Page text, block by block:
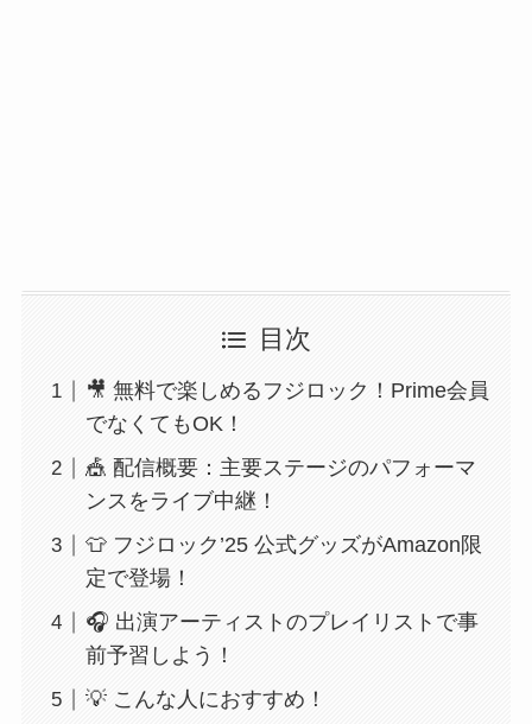
目次
🎥 無料で楽しめるフジロック！Prime会員
でなくてもOK！
🎪 配信概要：主要ステージのパフォーマ
ンスをライブ中継！
👕 フジロック’25 公式グッズがAmazon限
定で登場！
🎧 出演アーティストのプレイリストで事
前予習しよう！
💡 こんな人におすすめ！